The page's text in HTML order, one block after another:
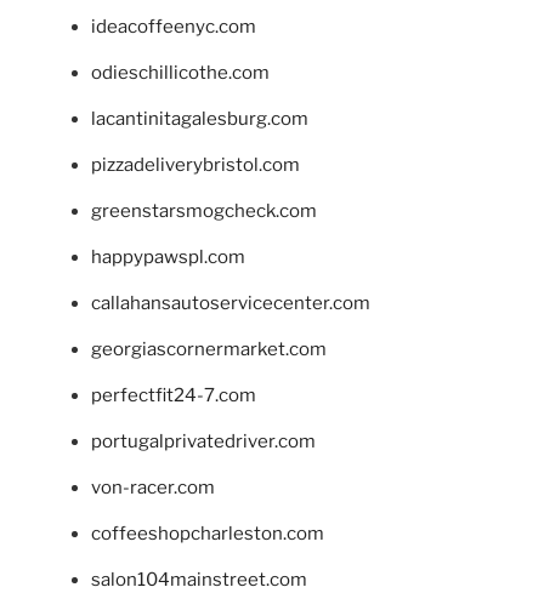
ideacoffeenyc.com
odieschillicothe.com
lacantinitagalesburg.com
pizzadeliverybristol.com
greenstarsmogcheck.com
happypawspl.com
callahansautoservicecenter.com
georgiascornermarket.com
perfectfit24-7.com
portugalprivatedriver.com
von-racer.com
coffeeshopcharleston.com
salon104mainstreet.com